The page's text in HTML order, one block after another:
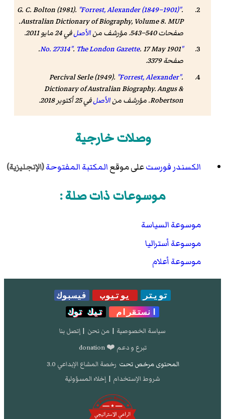
G. C. Bolton (1981). "Forrest, Alexander (1849–1901)".
Australian Dictionary of Biography, Volume 8.MUP
.
صفحات 540–543. مؤرشف من
الأصلفي 24 مايو 2011
.
"No. 27314"
. The London Gazette
. 17 May 1901.
صفحة 3379.
Percival Serle(1949). "Forrest, Alexander".
Dictionary of Australian Biography. Angus &
Robertson. مؤرشف من
الأصلفي 25 أكتوبر 2018 .
وصلات خارجية
الكسندر فورستعلى موقعالمكتبة المفتوحة(الإنجليزية)
موسوعات ذات صلة :
موسوعة السياسة
موسوعة أستراليا
موسوعة أعلام
تويتر يوتيوب
فيسبوك
انستقرام
تيك توك
سياسة الخصوصية | من نحن | إتصل بنا
تبرع و دعم ❤️ donation
المحتوى مرخص تحت رخصة المشاع الإبداعي 3.0
شروط الإستخدام | إخلاء المسؤولية